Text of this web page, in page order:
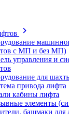
с МП и без МП)
управления и
для
привода лифта
кабины лифта
элементы
башмаки для